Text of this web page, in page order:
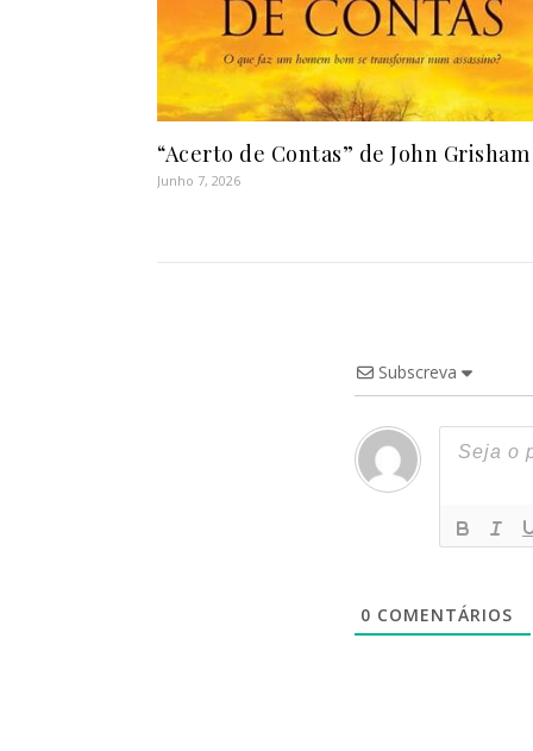
“Acerto de Contas” de John Grisham
Junho 7, 2026
Subscreva
0 COMENTÁRIOS